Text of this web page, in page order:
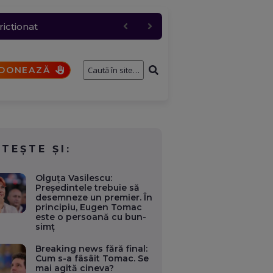
industriali, dacă e
electrică în orele de
a urcat
ȘI:
Olguța Vasilescu:
Președintele trebuie să
desemneze un premier. În
principiu, Eugen Tomac
este o persoană cu bun-
simț
Breaking news fără final:
Cum s-a fâsâit Tomac. Se
mai agită cineva?